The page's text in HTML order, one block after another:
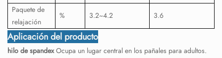
Paquete de
relajación
% 3.2~4.2 3.6
Aplicación del producto
hilo de spandexOcupa un lugar central en los pañales para adultos.